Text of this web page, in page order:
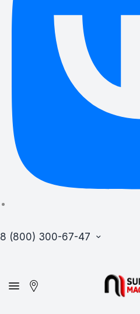
8 (800) 300-67-47